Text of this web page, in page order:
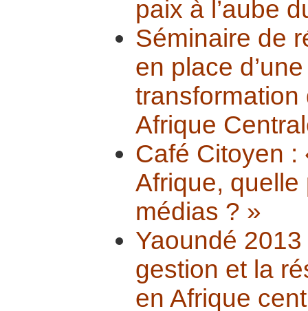
paix à l’aube
Séminaire de
en place
Afrique
Café Citoyen :
Afrique,
médias ? »
Yaoundé 2013
gestion et la
en Afrique